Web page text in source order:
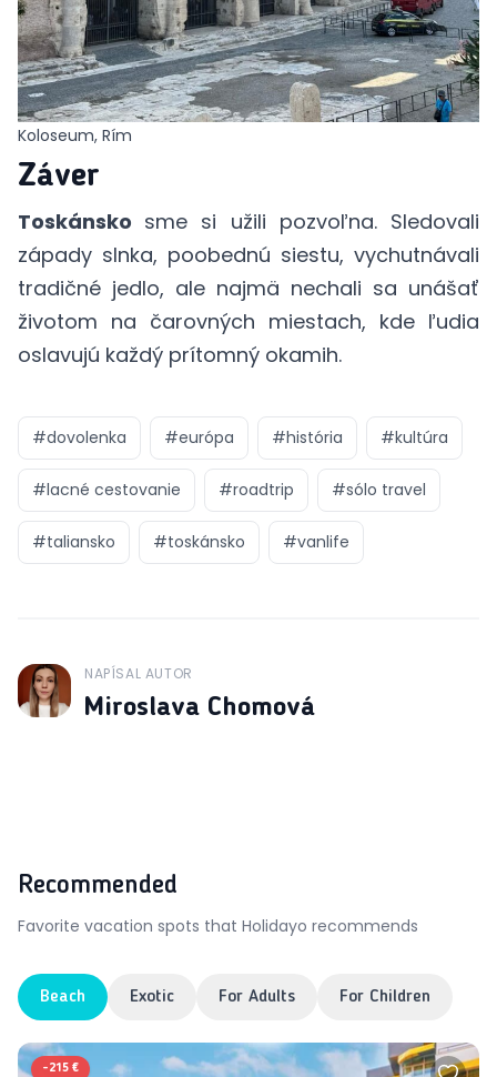
Koloseum, Rím
Záver
Toskánsko sme si užili pozvoľna. Sledovali
západy slnka, poobednú siestu, vychutnávali
tradičné jedlo, ale najmä nechali sa unášať
životom na čarovných miestach, kde ľudia
oslavujú každý prítomný okamih.
#dovolenka #európa #história #kultúra
#lacné cestovanie #roadtrip #sólo travel
#taliansko #toskánsko #vanlife
J
NAPÍSAL AUTOR
Miroslava Chomová
Recommended
Favorite vacation spots that Holidayo recommends
Beach Exotic For Adults For Children
-215 €